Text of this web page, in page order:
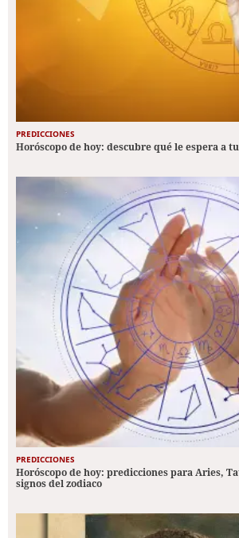
PREDICCIONES
Horóscopo de hoy: descubre qué le espera a
PREDICCIONES
Horóscopo de hoy: predicciones para Aries,
signos del zodiaco